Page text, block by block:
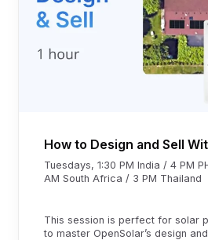
How to Design and Sell
Tuesdays, 1:30 PM India / 4 PM
AM South Africa / 3 PM Thailand
This session is perfect for solar
to master OpenSolar’s design